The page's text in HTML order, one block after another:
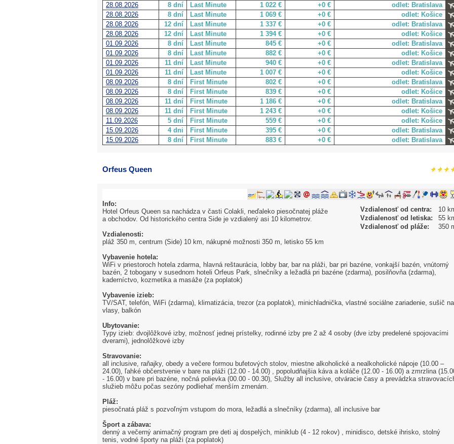
28.08.2026
8 dní Last Minute 1 022 € +0 €
odlet: Bratislava
28.08.2026
8 dní Last Minute 1 069 € +0 €
odlet: Košice
28.08.2026
12 dní Last Minute 1 337 € +0 €
odlet: Bratislava
28.08.2026
12 dní Last Minute 1 394 € +0 €
odlet: Košice
01.09.2026
8 dní Last Minute 845 € +0 €
odlet: Bratislava
01.09.2026
8 dní Last Minute 882 € +0 €
odlet: Košice
01.09.2026
11 dní Last Minute 940 € +0 €
odlet: Bratislava
01.09.2026
11 dní Last Minute 1 007 € +0 €
odlet: Košice
08.09.2026
8 dní First Minute 802 € +0 €
odlet: Bratislava
08.09.2026
8 dní First Minute 839 € +0 €
odlet: Košice
08.09.2026
11 dní First Minute 1 186 € +0 €
odlet: Bratislava
08.09.2026
11 dní First Minute 1 243 € +0 €
odlet: Košice
11.09.2026
5 dní First Minute 559 € +0 €
odlet: Košice
15.09.2026
4 dni First Minute 395 € +0 €
odlet: Bratislava
15.09.2026
8 dní First Minute 883 € +0 € odlet: Bratislava
Orfeus Queen
Vzdialenosť od centra:
10
Vzdialenosť od letiska:
55
Vzdialenosť od pláže:
350
Info:
Hotel Orfeus Queen sa nachádza v časti Colakli, neďaleko piesočnatej pláže
a obchodov. Od historického centra Side je vzdialený asi 10 kilometrov.
Vzdialenosti:
pláž 350 m, centrum (Side) 10 km, nákupné možnosti 350 m, letisko 55 km
Vybavenie hotela:
WiFi v priestoroch hotela zdarma, hlavná reštaurácia, lobby bar, bar na pláži, bar pri bazéne, vonkajší bazén, vnútorný
bazén, 2 tobogany v susednom hoteli Orfeus Park, slnečníky a ležadlá pri bazéne (zdarma), posilňovňa (zdarma),
kaderníctvo, kozmetika a masáže (za poplatok)
Vybavenie izieb:
TV/SAT, telefón, WiFi (zdarma), klimatizácia, trezor (za poplatok), minichladnička, vlastné sociálne zariadenie, sušič na
vlasy, balkón
Ubytovanie:
Typy izieb: dvojlôžkové izby, možnosť jednej prístelky, rodinné izby pre 2 až 4 osoby (dve izby predelené spojovacími
dverami), jednolôžkové izby
Stravovanie:
all inclusive, raňajky, obedy a večere formou bufetových stolov, miestne alkoholické a nealkoholické nápoje (10.00 –
24.00), ľahké občerstvenie v bare na pláži (12.00 - 14.00) , popoludňajšia káva a koláče (12.00 - 16.00) a zmrzlina
- 16.00) v bare pri bazéne, nočná polievka (00.00 - 00.30), Služby all inclusive, otváracie časy a prevádzka
služieb môžu počas sezóny podliehať menším zmenám.
Pláž:
piesočnatá pláž s pozvoľným vstupom do mora, ležadlá a slnečníky (zdarma), all inclusive bar
Šport a zábava:
denný a večerný animačný program pre deti aj dospelých, miniklub (4 - 12 rokov) , minidisco, detské ihrisko, stolný
tenis, vodné športy na pláži (za poplatok)